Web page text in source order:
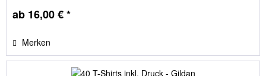
ab 16,00 € *
Merken